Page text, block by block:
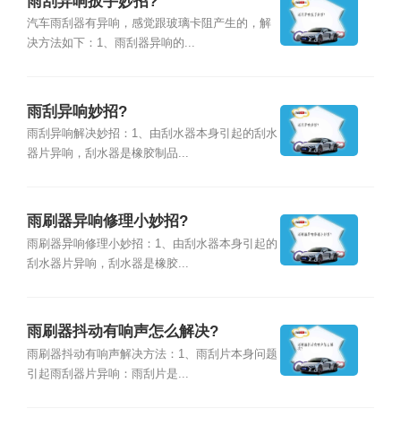
汽车雨刮器有异响，感觉跟玻璃卡阻产生的，解
决方法如下：1、雨刮器异响的...
雨刮异响妙招?
雨刮异响解决妙招：1、由刮水器本身引起的刮水
器片异响，刮水器是橡胶制品...
雨刷器异响修理小妙招?
雨刷器异响修理小妙招：1、由刮水器本身引起的
刮水器片异响，刮水器是橡胶...
雨刷器抖动有响声怎么解决?
雨刷器抖动有响声解决方法：1、雨刮片本身问题
引起雨刮器片异响：雨刮片是...